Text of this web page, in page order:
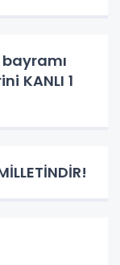
KANLI 1